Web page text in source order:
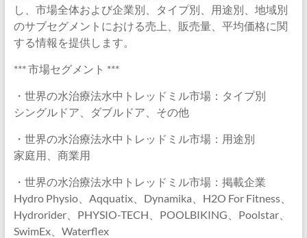
し、市場全体および企業別、タイプ別、用途別、地域別
のサブセグメントにおける売上、販売量、平均価格に関
する情報を提供します。
*** 市場セグメント ***
・世界の水治療法水中トレッドミル市場：タイプ別
シングルドア、ダブルドア、その他
・世界の水治療法水中トレッドミル市場：用途別
家庭用、商業用
・世界の水治療法水中トレッドミル市場：掲載企業
Hydro Physio、Aqquatix、Dynamika、H2O For Fitness、
Hydrorider、PHYSIO-TECH、POOLBIKING、Poolstar、
SwimEx、Waterflex